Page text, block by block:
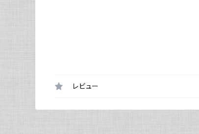
レビュー